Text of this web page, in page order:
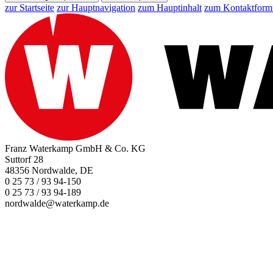
zur Startseite zur Hauptnavigation zum Hauptinhalt zum
Franz Waterkamp GmbH & Co. KG
Suttorf 28
48356 Nordwalde, DE
0 25 73 / 93 94-150
0 25 73 / 93 94-189
nordwalde@waterkamp.de